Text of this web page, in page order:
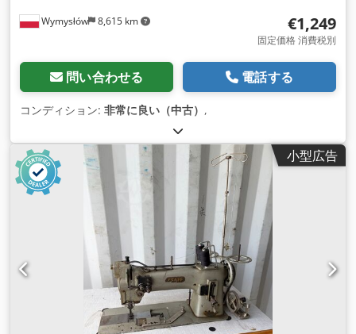
Wymysłów 8,615 km €1,249
固定価格 消費税別
問い合わせる 電話する
コンディション: 非常に良い（中古） ,
小型広告